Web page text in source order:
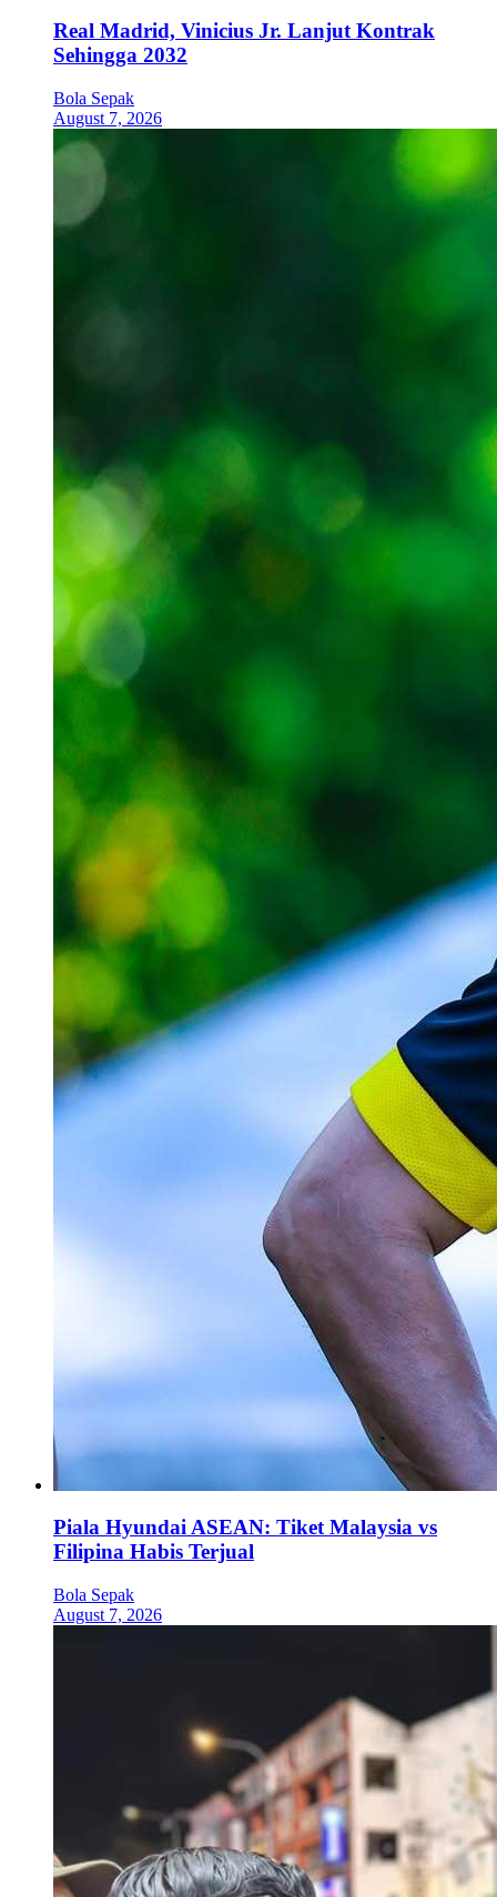
Real Madrid, Vinicius Jr. Lanjut Kontrak
Sehingga 2032
Bola Sepak
August 7, 2026
Piala Hyundai ASEAN: Tiket Malaysia vs
Filipina Habis Terjual
Bola Sepak
August 7, 2026